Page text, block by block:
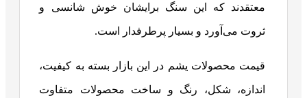
معتقدند که این سنگ برایشان خوش شانسی و
ثروت می‌آورد و بسیار پرطرفدار است.
قیمت محصولات یشم در این بازار بسته به کیفیت،
اندازه، شکل، رنگ و ساخت محصولات متفاوت